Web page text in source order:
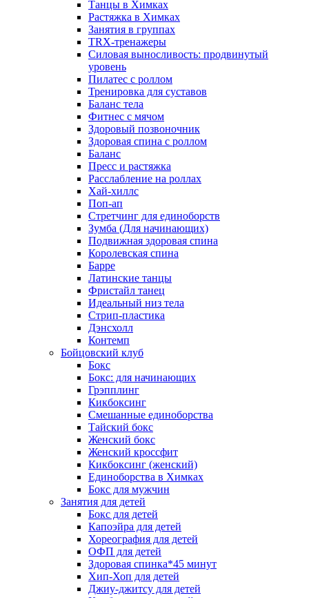
Танцы в Химках
Растяжка в Химках
Занятия в группах
TRX-тренажеры
Силовая выносливость: продвинутый
уровень
Пилатес с роллом
Тренировка для суставов
Баланс тела
Фитнес с мячом
Здоровый позвоночник
Здоровая спина с роллом
Баланс
Пресс и растяжка
Расслабление на роллах
Хай-хиллс
Поп-ап
Стретчинг для единоборств
Зумба (Для начинающих)
Подвижная здоровая спина
Королевская спина
Барре
Латинские танцы
Фристайл танец
Идеальный низ тела
Стрип-пластика
Дэнсхолл
Контемп
Бойцовский клуб
Бокс
Бокс: для начинающих
Грэпплинг
Кикбоксинг
Смешанные единоборства
Тайский бокс
Женский бокс
Женский кроссфит
Кикбоксинг (женский)
Единоборства в Химках
Бокс для мужчин
Занятия для детей
Бокс для детей
Капоэйра для детей
Хореография для детей
ОФП для детей
Здоровая спинка*45 минут
Хип-Хоп для детей
Джиу-джитсу для детей